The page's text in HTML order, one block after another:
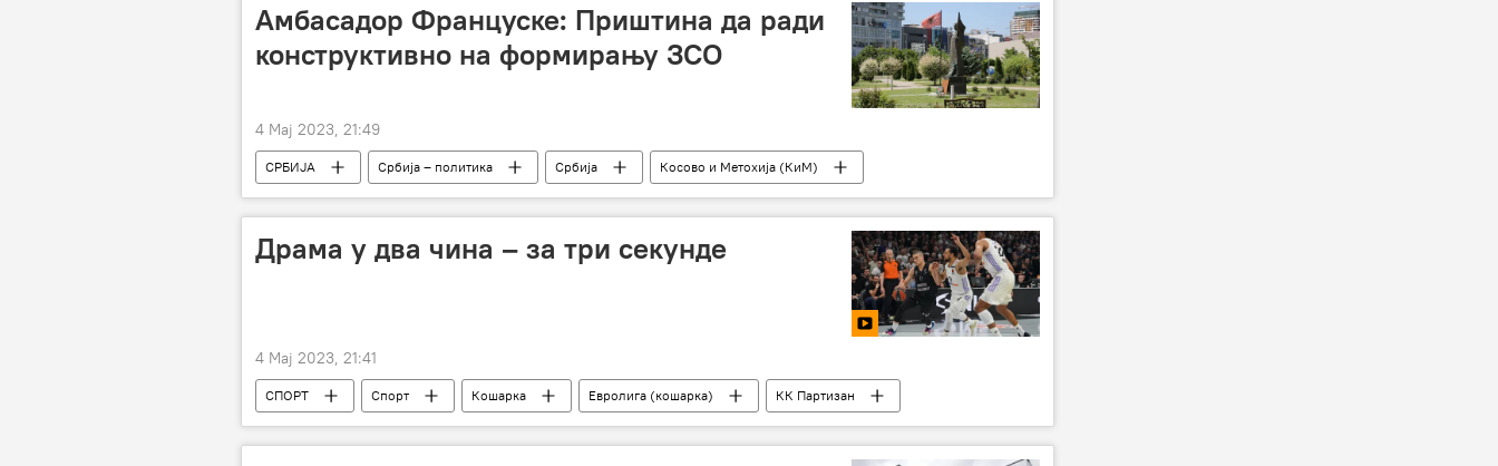
Амбасадор Француске: Приштина да ради
конструктивно на формирању ЗСО
4 Мај 2023, 21:49
СРБИЈА Србија – политика Србија Косово и Метохија (КиМ)
Драма у два чина – за три секунде
4 Мај 2023, 21:41
СПОРТ Спорт Кошарка Евролига (кошарка) КК Партизан